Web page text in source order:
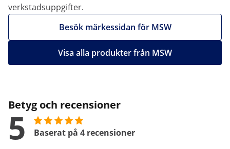
verkstadsuppgifter.
Besök märkessidan för MSW
Visa alla produkter från MSW
Betyg och recensioner
5 Baserat på 4 recensioner